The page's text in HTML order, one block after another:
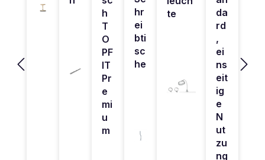
h
T
O
PF
IT
Pr
e
mi
u
m
hr
ei
bti
sc
he
te
da
rd
,
ei
ns
eit
ig
e
N
ut
zu
ng